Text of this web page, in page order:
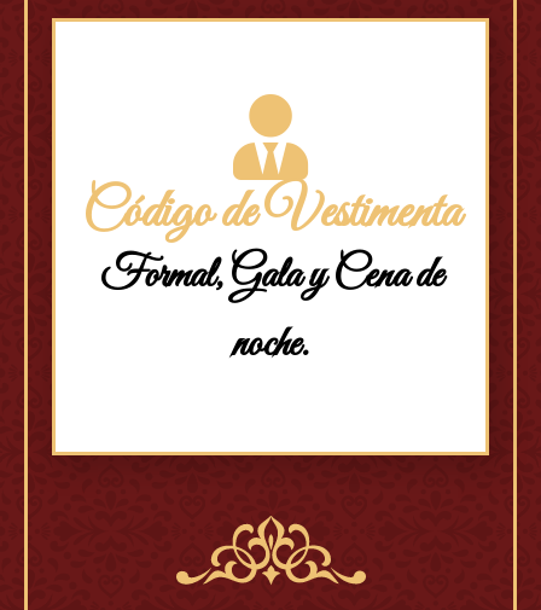
Código de Vestimenta
Formal, Gala y Cena de
noche.